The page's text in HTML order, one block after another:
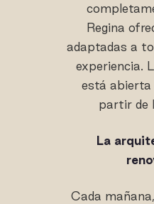
Regina
adaptadas a
experiencia.
está abierta
partir de
La
Cada